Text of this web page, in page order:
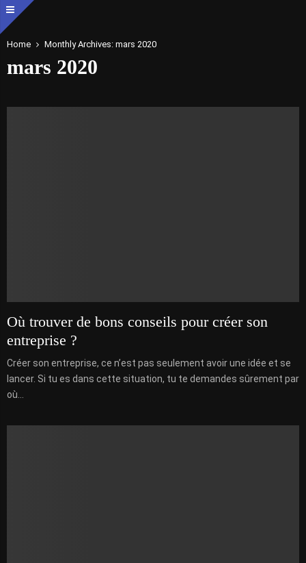
Home Monthly Archives: mars 2020
mars 2020
Où trouver de bons conseils pour créer son
entreprise ?
Créer son entreprise, ce n’est pas seulement avoir une idée et se
lancer. Si tu es dans cette situation, tu te demandes sûrement par
où...